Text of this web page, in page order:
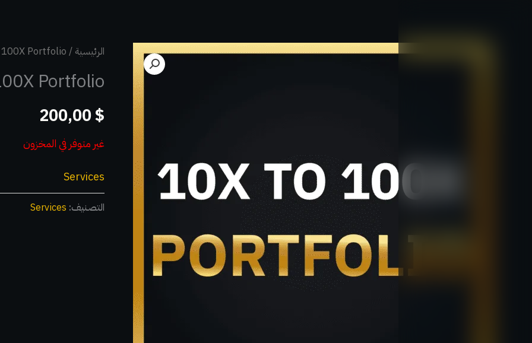
الرئيسية /
Portfolio
Portfolio
200,00$
غير متوفر في المخزون
Services
التصنيف: Services